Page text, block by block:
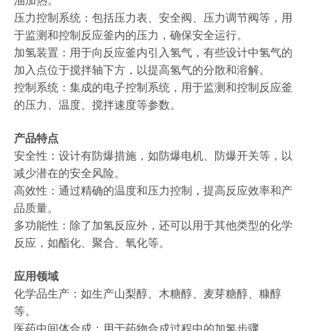
压力控制系统：包括压力表、安全阀、压力调节阀等，用
于监测和控制反应釜内的压力，确保安全运行。
加氢装置：用于向反应釜内引入氢气，有些设计中氢气的
加入点位于搅拌轴下方，以提高氢气的分散和溶解。
控制系统：集成的电子控制系统，用于监测和控制反应釜
的压力、温度、搅拌速度等参数。
产品特点
安全性：设计有防爆措施，如防爆电机、防爆开关等，以
减少潜在的安全风险。
高效性：通过精确的温度和压力控制，提高反应效率和产
品质量。
多功能性：除了加氢反应外，还可以用于其他类型的化学
反应，如酯化、聚合、氧化等。
应用领域
化学品生产：如生产山梨醇、木糖醇、麦芽糖醇、糠醇
等。
医药中间体合成：用于药物合成过程中的加氢步骤。